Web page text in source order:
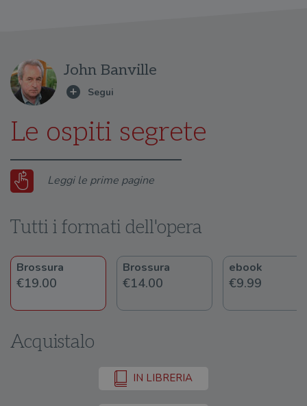
John Banville
Le ospiti segrete
Leggi le prime pagine
Tutti i formati dell'opera
Brossura
€19.00
Brossura
€14.00
ebook
€9.99
Acquistalo
IN LIBRERIA